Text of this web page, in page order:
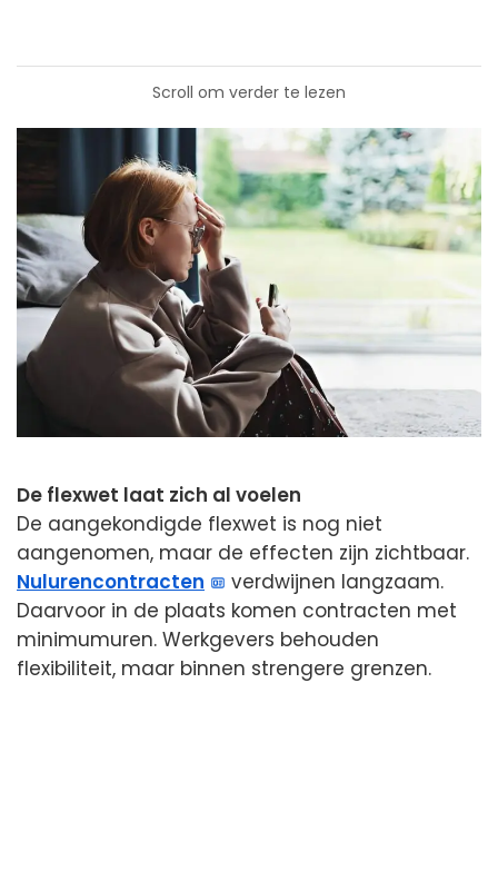
Scroll om verder te lezen
De flexwet laat zich al voelen
De aangekondigde flexwet is nog niet
aangenomen, maar de effecten zijn zichtbaar.
Nulurencontracten
verdwijnen langzaam.
Daarvoor in de plaats komen contracten met
minimumuren. Werkgevers behouden
flexibiliteit, maar binnen strengere grenzen.